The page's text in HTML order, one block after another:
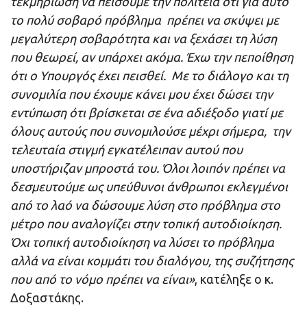
το πολύ σοβαρό πρόβλημα πρέπει να σκύψει με
μεγαλύτερη σοβαρότητα και να ξεχάσει τη λύση
που θεωρεί, αν υπάρχει ακόμα. Έχω την πεποίθηση
ότι ο Υπουργός έχει πεισθεί. Με το διάλογο και τη
συνομιλία που έχουμε κάνει μου έχει δώσει την
εντύπωση ότι βρίσκεται σε ένα αδιέξοδο γιατί με
όλους αυτούς που συνομιλούσε μέχρι σήμερα, την
τελευταία στιγμή εγκατέλειπαν αυτού που
υποστήριζαν μπροστά του. Όλοι λοιπόν πρέπει να
δεσμευτούμε ως υπεύθυνοι άνθρωποι εκλεγμένοι
από το λαό να δώσουμε λύση στο πρόβλημα στο
μέτρο που αναλογίζει στην τοπική αυτοδιοίκηση.
Όχι τοπική αυτοδιοίκηση να λύσει το πρόβλημα
αλλά να είναι κομμάτι του διαλόγου, της συζήτησης
που από το νόμο πρέπει να είναι», κατέληξε ο κ.
Δοξαστάκης.